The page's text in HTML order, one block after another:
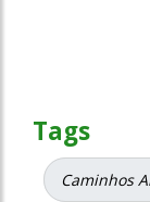
Tags
Caminhos